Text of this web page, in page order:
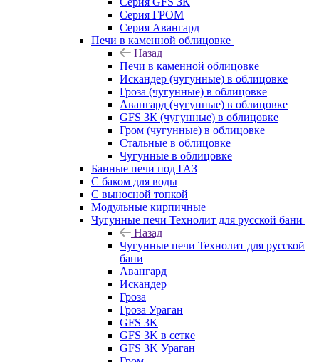
Серия ГРОМ
Серия Авангард
Печи в каменной облицовке
Назад
Печи в каменной облицовке
Искандер (чугунные) в облицовке
Гроза (чугунные) в облицовке
Авангард (чугунные) в облицовке
GFS ЗК (чугунные) в облицовке
Гром (чугунные) в облицовке
Стальные в облицовке
Чугунные в облицовке
Банные печи под ГАЗ
С баком для воды
С выносной топкой
Модульные кирпичные
Чугунные печи Технолит для русской бани
Назад
Чугунные печи Технолит для русской
бани
Авангард
Искандер
Гроза
Гроза Ураган
GFS 3K
GFS 3K в сетке
GFS 3K Ураган